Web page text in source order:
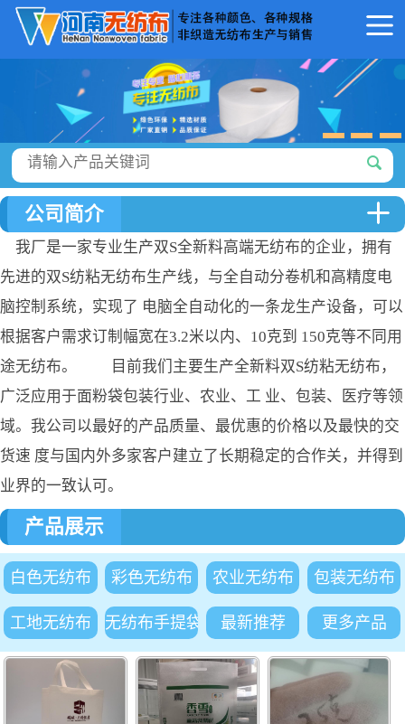
公司简介
我厂是一家专业生产双S全新料高端无纺布的企业，拥有
先进的双S纺粘无纺布生产线，与全自动分卷机和高精度电
脑控制系统，实现了 电脑全自动化的一条龙生产设备，可以
根据客户需求订制幅宽在3.2米以内、10克到 150克等不同用
途无纺布。 目前我们主要生产全新料双S纺粘无纺布，
广泛应用于面粉袋包装行业、农业、工 业、包装、医疗等领
域。我公司以最好的产品质量、最优惠的价格以及最快的交
货速 度与国内外多家客户建立了长期稳定的合作关，并得到
业界的一致认可。
产品展示
白色无纺布 彩色无纺布 农业无纺布 包装无纺布
工地无纺布 无纺布手提袋 最新推荐 更多产品